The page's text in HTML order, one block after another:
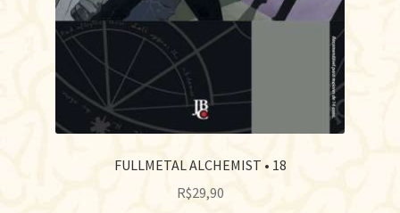
FULLMETAL ALCHEMIST • 18
R$29,90